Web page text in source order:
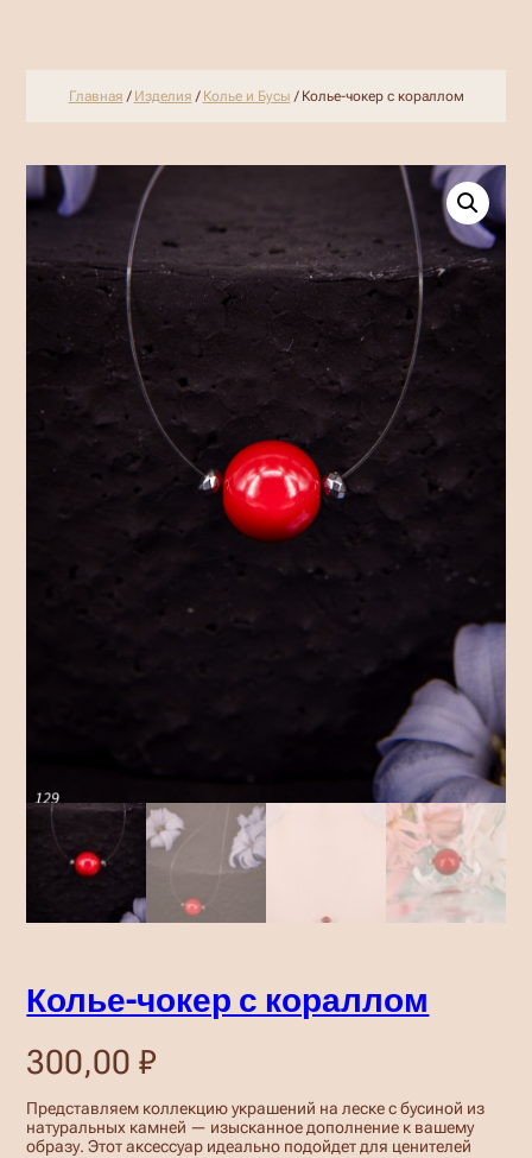
Главная / Изделия / Колье и Бусы / Колье-чокер с кораллом
Колье-чокер с кораллом
300,00₽
Представляем коллекцию украшений на леске с бусиной из
натуральных камней — изысканное дополнение к вашему
образу. Этот аксессуар идеально подойдет для ценителей